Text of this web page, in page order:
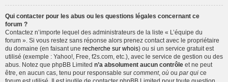
Qui contacter pour les abus ou les questions légales concernant ce
forum ?
Contactez n’importe lequel des administrateurs de la liste « L’équipe du
forum ». Si vous restez sans réponse alors prenez contact avec le propriétaire
du domaine (en faisant une recherche sur whois) ou si un service gratuit est
utilisé (exemple : Yahoo!, Free, f2s.com, etc.), avec le service de gestion ou des
abus. Notez que phpBB Limited n’a absolument aucun contrôle et ne peut
être, en aucun cas, tenu pour responsable sur comment, où ou par qui ce